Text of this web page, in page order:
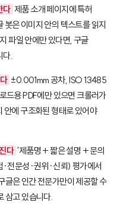
다 제품 소개 페이지에 특허
봇은 이미지 안의 텍스트를 읽지
파일 안에만 있다면, 구글
다.
±0.001mm 공차, ISO 13485
드용 PDF에만 있으면 크롤러가
안에 구조화된 형태로 있어야
다 '제품명 + 짧은 설명 + 문의
전문성·권위·신뢰) 평가에서
은 인간 전문가만이 제공할 수
삼고 있습니다.